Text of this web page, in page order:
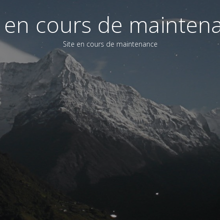
cours de
Site en cours de maintenance